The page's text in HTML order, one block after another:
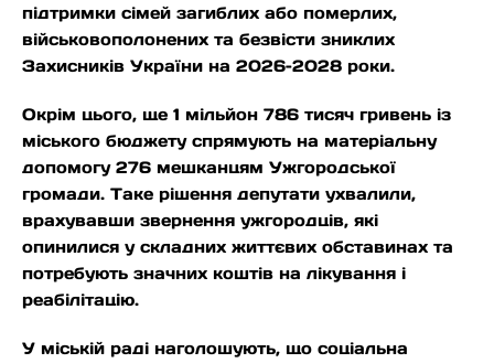
підтримки сімей загиблих або померлих,
військовополонених та безвісти зниклих
Захисників України на 2026–2028 роки.
Окрім цього, ще 1 мільйон 786 тисяч гривень із
міського бюджету спрямують на матеріальну
допомогу 276 мешканцям Ужгородської
громади. Таке рішення депутати ухвалили,
врахувавши звернення ужгородців, які
опинилися у складних життєвих обставинах та
потребують значних коштів на лікування і
реабілітацію.
У міській раді наголошують, що соціальна